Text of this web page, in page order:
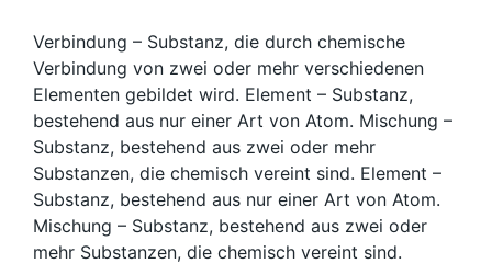
Verbindung – Substanz, die durch chemische
Verbindung von zwei oder mehr verschiedenen
Elementen gebildet wird. Element – Substanz,
bestehend aus nur einer Art von Atom. Mischung –
Substanz, bestehend aus zwei oder mehr
Substanzen, die chemisch vereint sind. Element –
Substanz, bestehend aus nur einer Art von Atom.
Mischung – Substanz, bestehend aus zwei oder
mehr Substanzen, die chemisch vereint sind.